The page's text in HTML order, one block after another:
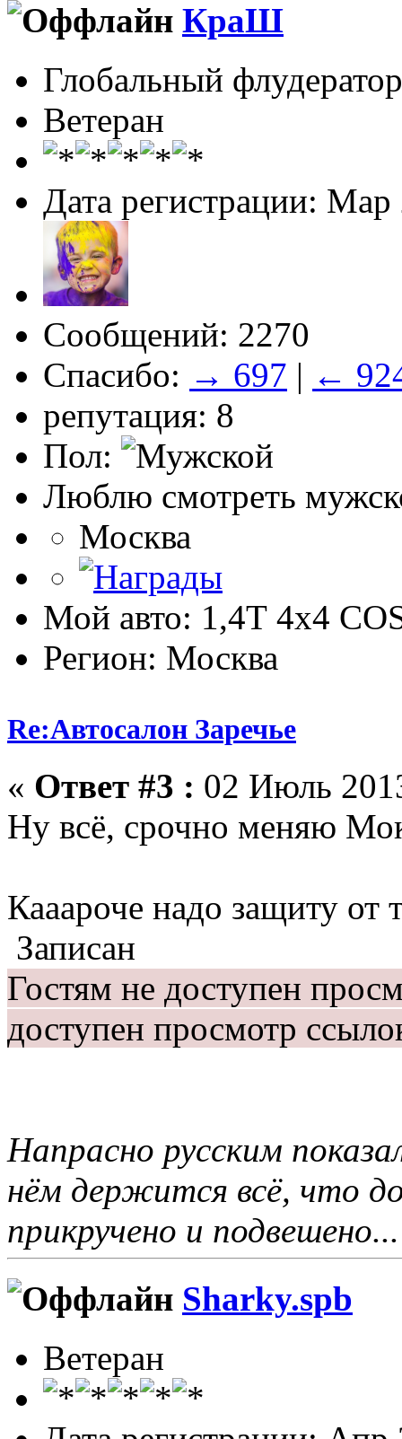
КраШ
Глобальный флудератор
Ветеран
Дата регистрации: Мар
Сообщений: 2270
Спасибо: → 697 | ←
репутация: 8
Пол:
Люблю смотреть
Москва
Мой авто: 1,4Т 4х4
Регион: Москва
Re:Автосалон Заречье
« Ответ #3 : 02 Июль
Ну всё, срочно меняю
Кааароче надо защиту от
Записан
Гостям не доступен
доступен просмотр
Напрасно русским
нём держится всё, что
прикручено и подвешено...
Sharky.spb
Ветеран